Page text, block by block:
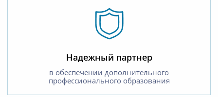
Надежный партнер
в обеспечении дополнительного
профессионального образования